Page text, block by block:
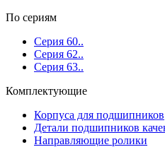
По сериям
Серия 60..
Серия 62..
Серия 63..
Комплектующие
Корпуса для подшипников
Детали подшипников
Направляющие ролики